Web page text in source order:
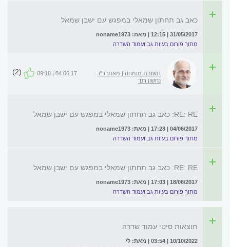
כאב גב תחתון שמאלי במפגש עם ישבן שמאל
31/05/2017 | 12:15 | מאת: noname1973
מתוך פורום בעיות גב ועמוד השדרה
תשובת מומחה | מאת: ד"ר
נחשון רנד
04.06.17 | 09:18
(2)
RE: RE: כאב גב תחתון שמאלי במפגש עם ישבן שמאל
04/06/2017 | 17:28 | מאת: noname1973
מתוך פורום בעיות גב ועמוד השדרה
RE: RE: כאב גב תחתון שמאלי במפגש עם ישבן שמאל
18/06/2017 | 17:03 | מאת: noname1973
מתוך פורום בעיות גב ועמוד השדרה
תוצאות סיטי עמוד שדרה
10/10/2022 | 03:54 | מאת: לי